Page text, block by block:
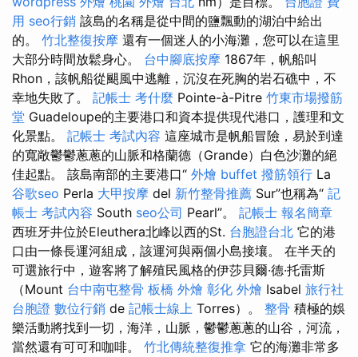
用 seo行銷 該島的名稱是從中間的鹽飄動的湖泊中給出
的。 竹北整復按摩 還有一個迷人的小海灘，您可以在這里
大部分時間放鬆身心。 台中腳底按摩 1867年，帆船叫
Rhon，該帆船從颶風中逃離，沉沒在死胸的岩石礁中，不
幸地失敗了。 記帳士 考什麼 Pointe-à-Pitre 竹東市場撥筋
堂 Guadeloupe的主要港口和資本提供現代港口，護理和文
化景點。 記帳士 考試內容 這座城市是帆船冒險，易於到達
的寬敞鬱鬱蔥蔥的山脈和格蘭德（Grande）白色沙灘的絕
佳起點。 該島南部的主要港口“ 外燴 buffet 撥筋領行 La
谷歌seo Perla 大甲按摩 del 新竹整骨推薦 Sur”也稱為“ 記
帳士 考試內容 South seo公司 Pearl”。 記帳士 報名簡章
西班牙井位於Eleuthera北峰以西的St. 台胞證台北 它的港
口由一條長運河組成，該運河與兩個小島接壤。 在半天的
可選旅行中，遊客將了解殖民風格的伊莎貝爾·德·托雷斯
（Mount 台中南屯整骨 板橋 外燴 彰化 外燴 Isabel 旅行社
台胞證 數位行銷 de 記帳士線上 Torres）。 整骨 積極的娛
樂活動將找到一切，海洋，山脈，鬱鬱蔥蔥的山谷，河流，
當然還有可可和咖啡。 竹北傳統整復推拿 它的海灘非常多